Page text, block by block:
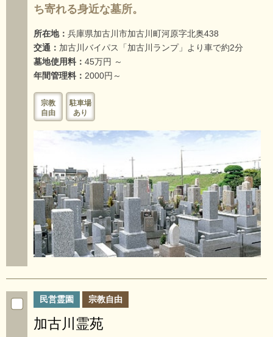
ち寄れる身近な墓所。
所在地： 兵庫県加古川市加古川町河原字北奥438
交通： 加古川バイパス「加古川ランプ」より車で約2分
墓地使用料： 45万円 ～
年間管理料： 2000円～
宗教
自由
駐車場
あり
民営霊園 宗教自由
加古川霊苑